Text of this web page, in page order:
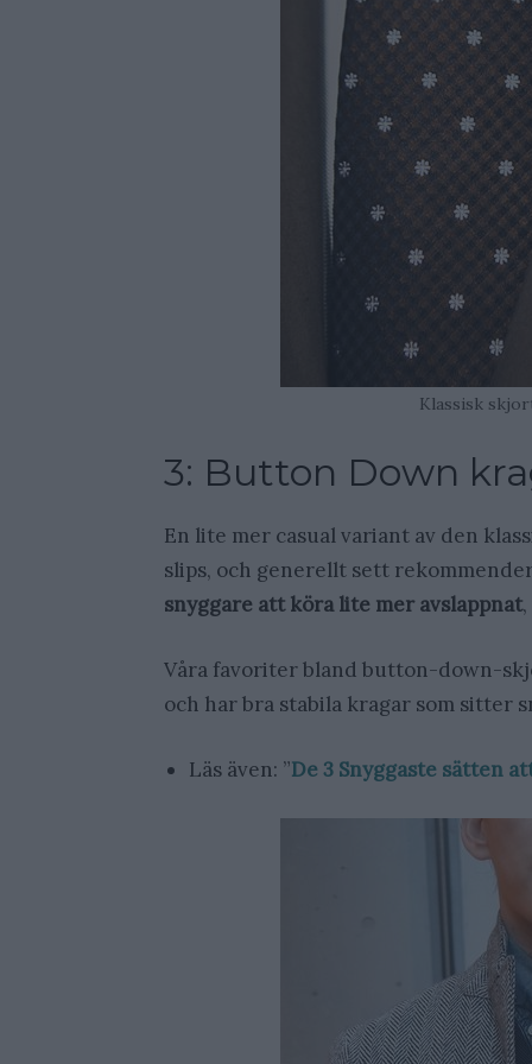
Klassisk
3: Button Down
En lite mer casual variant av den
slips, och generellt sett
snyggare att köra lite mer avslappnat
Våra favoriter bland button-down-
och har bra stabila kragar som sitter
Läs även: ”De 3 Snyggaste sätten